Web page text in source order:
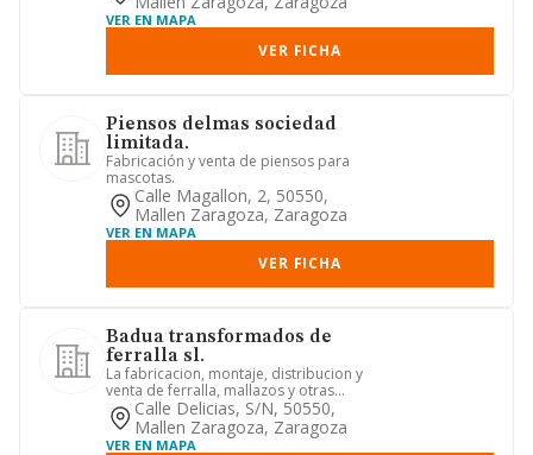
VER EN MAPA
VER FICHA
Piensos delmas sociedad
limitada.
Fabricación y venta de piensos para
mascotas.
Calle Magallon, 2, 50550,
Mallen Zaragoza, Zaragoza
VER EN MAPA
VER FICHA
Badua transformados de
ferralla sl.
La fabricacion, montaje, distribucion y
venta de ferralla, mallazos y otras
estructuras metalicas. ...
Calle Delicias, S/n, 50550,
Mallen Zaragoza, Zaragoza
VER EN MAPA